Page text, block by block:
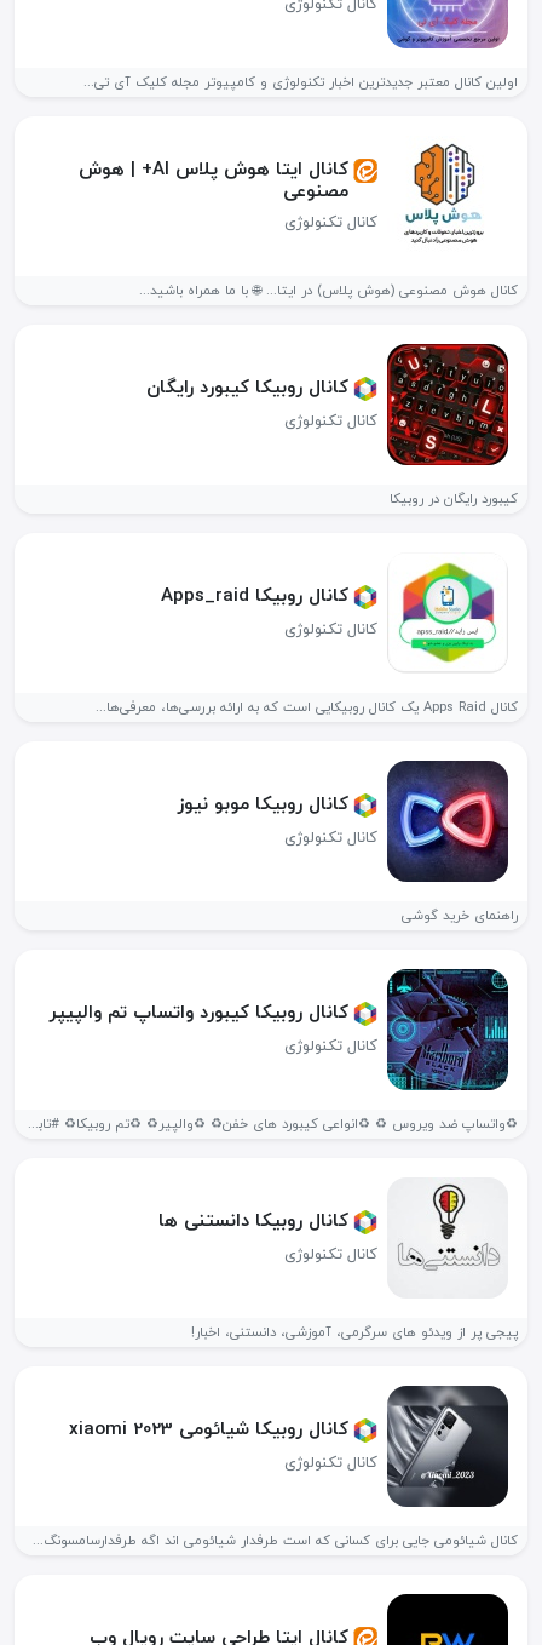
اولین کانال معتبر جدیدترین اخبار تکنولوژی و کامپیوتر مجله کلیک آی تی...
کانال ایتا هوش پلاس AI+ | هوش
مصنوعی
کانال تکنولوژی
کانال هوش مصنوعی (هوش پلاس) در ایتا... 🌐 با ما همراه باشید...
کانال روبیکا کیبورد رایگان
کانال تکنولوژی
کیبورد رایگان در روبیکا
کانال روبیکا Apps_raid
کانال تکنولوژی
کانال Apps Raid یک کانال روبیکایی است که به ارائه بررسی‌ها، معرفی‌ها...
کانال روبیکا موبو نیوز
کانال تکنولوژی
راهنمای خرید گوشی
کانال روبیکا کیبورد‌ واتساپ‌ تم‌ والپیپر
کانال تکنولوژی
♻️واتساپ ضد ویروس ♻️ ♻️انواعی کیبورد های خفن♻️ ♻️والپیر♻️ ♻️تم روبیکا♻️ #تابع_قوانین_روبیکا_🇮🇷...
کانال روبیکا دانستنی ها
کانال تکنولوژی
پیجی پر از ویدئو های سرگرمی، آموزشی، دانستنی، اخبار!
کانال روبیکا شیائومی 2023 xiaomi
کانال تکنولوژی
کانال شیائومی جایی برای کسانی که است طرفدار شیائومی اند اگه طرفدارسامسونگ...
کانال ایتا طراحی سایت رویال وب